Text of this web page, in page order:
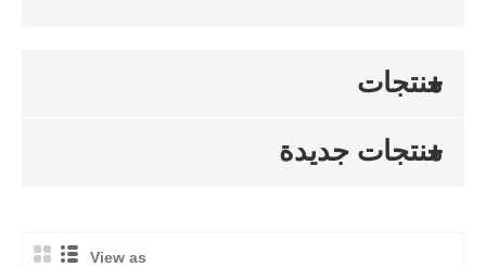
منتجات
منتجات جديدة
View as